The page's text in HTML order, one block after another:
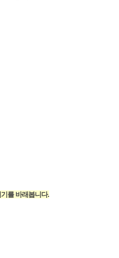
를 바래봅니다.